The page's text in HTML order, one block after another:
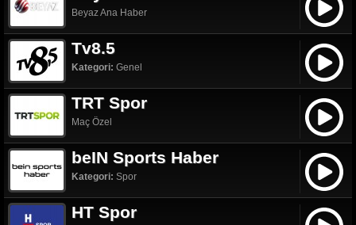
Beyaz Ana Haber
Tv8.5
Kategori: Genel
TRT Spor
Maç Özel
beIN Sports Haber
Kategori: Spor
HT Spor